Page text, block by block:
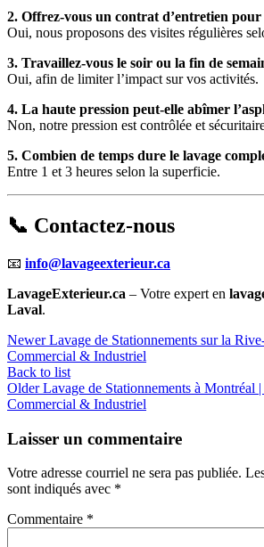
2. Offrez-vous un contrat d’entretien pour
Oui, nous proposons des visites régulières
3. Travaillez-vous le soir ou la fin de
Oui, afin de limiter l’impact sur vos activités.
4. La haute pression peut-elle abîmer
Non, notre pression est contrôlée et
5. Combien de temps dure le lavage
Entre 1 et 3 heures selon la superficie.
📞 Contactez-nous
📧 info@lavageexterieur.ca
LavageExterieur.ca – Votre expert en
Laval.
Newer Lavage de Stationnements sur la
Commercial & Industriel
Back to list
Older Lavage de Stationnements à Montréal
Commercial & Industriel
Laisser un commentaire
Votre adresse courriel ne sera pas publiée.
sont indiqués avec *
Commentaire *